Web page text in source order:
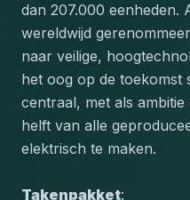
dan 207.000 eenheden.
wereldwijd
naar veilige,
het oog op de toekomst
centraal, met als
helft van alle
elektrisch te maken.
Takenpakket: